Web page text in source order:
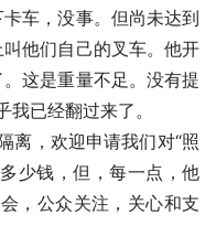
车，没事。但尚未达到
他们自己的叉车。他开
这是重量不足。没有提
已经翻过来了。
离，欢迎申请我们对“照
少钱，但，每一点，他
，公众关注，关心和支